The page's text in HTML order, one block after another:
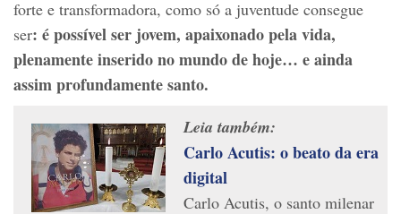
forte e transformadora, como só a juventude consegue
ser: é possível ser jovem, apaixonado pela vida,
plenamente inserido no mundo de hoje… e ainda
assim profundamente santo.
Leia também:
Carlo Acutis: o beato da era
digital
Carlo Acutis, o santo milenar